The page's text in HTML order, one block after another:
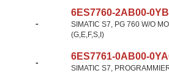
-
6ES7760-2AB00-
SIMATIC S7, PG 760 W/O
(G,E,F,S,I)
-
6ES7761-0AB00-
SIMATIC S7,